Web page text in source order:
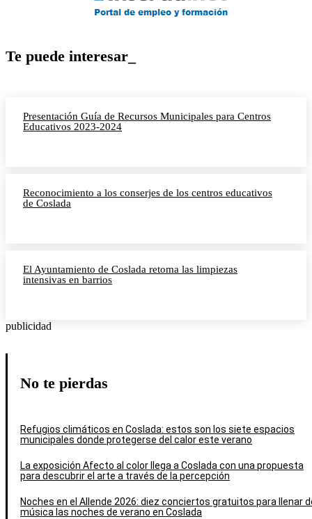
Te puede interesar_
Presentación Guía de Recursos Municipales para Centros
Educativos 2023-2024
Reconocimiento a los conserjes de los centros educativos
de Coslada
El Ayuntamiento de Coslada retoma las limpiezas
intensivas en barrios
publicidad
No te pierdas
Refugios climáticos en Coslada: estos son los siete espacios
municipales donde protegerse del calor este verano
La exposición Afecto al color llega a Coslada con una propuesta
para descubrir el arte a través de la percepción
Noches en el Allende 2026: diez conciertos gratuitos para llenar
música las noches de verano en Coslada